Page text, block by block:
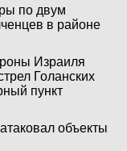
по двум
в районе
Израиля
Голанских
пункт
объекты